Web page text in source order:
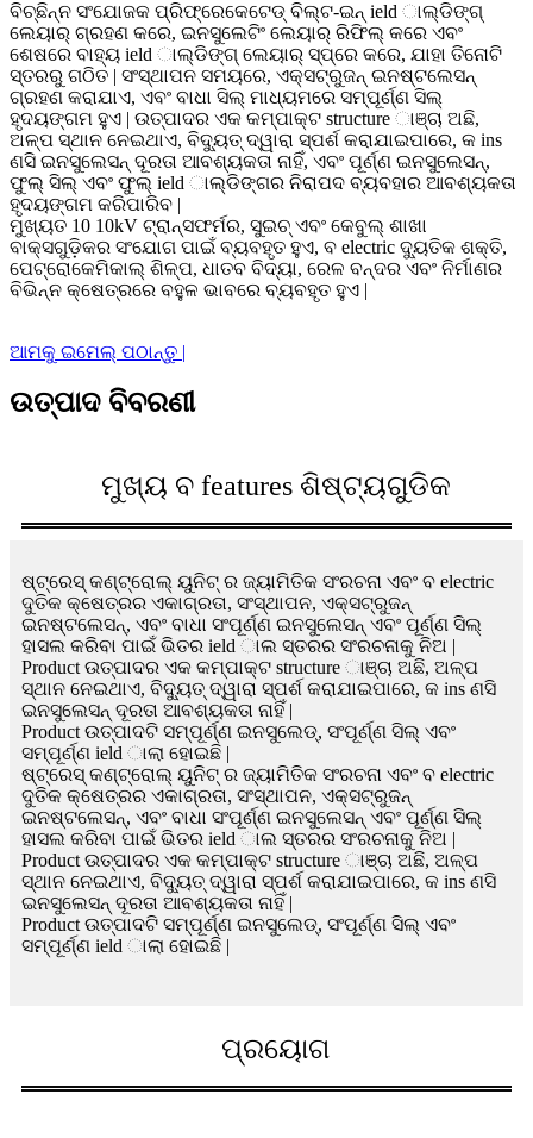
ବିଚ୍ଛିନ୍ନ ସଂଯୋଜକ ପ୍ରିଫ୍ରେକେଟେଡ୍ ବିଲ୍ଟ-ଇନ୍ ield ାଲ୍ଡିଙ୍ଗ୍
ଲେୟାର୍ ଗ୍ରହଣ କରେ, ଇନସୁଲେଟିଂ ଲେୟାର୍ ରିଫିଲ୍ କରେ ଏବଂ
ଶେଷରେ ବାହ୍ୟ ield ାଲ୍ଡିଙ୍ଗ୍ ଲେୟାର୍ ସ୍ପ୍ରେ କରେ, ଯାହା ତିନୋଟି
ସ୍ତରରୁ ଗଠିତ | ସଂସ୍ଥାପନ ସମୟରେ, ଏକ୍ସଟ୍ରୁଜନ୍ ଇନଷ୍ଟଲେସନ୍
ଗ୍ରହଣ କରାଯାଏ, ଏବଂ ବାଧା ସିଲ୍ ମାଧ୍ୟମରେ ସମ୍ପୂର୍ଣ୍ଣ ସିଲ୍
ହୃଦୟଙ୍ଗମ ହୁଏ | ଉତ୍ପାଦର ଏକ କମ୍ପାକ୍ଟ structure ାଞ୍ଚା ଅଛି,
ଅଳ୍ପ ସ୍ଥାନ ନେଇଥାଏ, ବିଦ୍ୟୁତ୍ ଦ୍ୱାରା ସ୍ପର୍ଶ କରାଯାଇପାରେ, କ ins
ଣସି ଇନସୁଲେସନ୍ ଦୂରତା ଆବଶ୍ୟକତା ନାହିଁ, ଏବଂ ପୂର୍ଣ୍ଣ ଇନସୁଲେସନ୍,
ଫୁଲ୍ ସିଲ୍ ଏବଂ ଫୁଲ୍ ield ାଲ୍ଡିଙ୍ଗର ନିରାପଦ ବ୍ୟବହାର ଆବଶ୍ୟକତା
ହୃଦୟଙ୍ଗମ କରିପାରିବ |
ମୁଖ୍ୟତ 10 10kV ଟ୍ରାନ୍ସଫର୍ମର, ସୁଇଚ୍ ଏବଂ କେବୁଲ୍ ଶାଖା
ବାକ୍ସଗୁଡ଼ିକର ସଂଯୋଗ ପାଇଁ ବ୍ୟବହୃତ ହୁଏ, ବ electric ଦ୍ୟୁତିକ ଶକ୍ତି,
ପେଟ୍ରୋକେମିକାଲ୍ ଶିଳ୍ପ, ଧାତବ ବିଦ୍ୟା, ରେଳ ବନ୍ଦର ଏବଂ ନିର୍ମାଣର
ବିଭିନ୍ନ କ୍ଷେତ୍ରରେ ବହୁଳ ଭାବରେ ବ୍ୟବହୃତ ହୁଏ |
ଆମକୁ ଇମେଲ୍ ପଠାନ୍ତୁ |
ଉତ୍ପାଦ ବିବରଣୀ
ମୁଖ୍ୟ ବ features ଶିଷ୍ଟ୍ୟଗୁଡିକ
ଷ୍ଟ୍ରେସ୍ କଣ୍ଟ୍ରୋଲ୍ ୟୁନିଟ୍ ର ଜ୍ୟାମିତିକ ସଂରଚନା ଏବଂ ବ electric
ଦୁତିକ କ୍ଷେତ୍ରର ଏକାଗ୍ରତା, ସଂସ୍ଥାପନ, ​​ଏକ୍ସଟ୍ରୁଜନ୍
ଇନଷ୍ଟଲେସନ୍, ଏବଂ ବାଧା ସଂପୂର୍ଣ୍ଣ ଇନସୁଲେସନ୍ ଏବଂ ପୂର୍ଣ୍ଣ ସିଲ୍
ହାସଲ କରିବା ପାଇଁ ଭିତର ield ାଲ ସ୍ତରର ସଂରଚନାକୁ ନିଅ |
Product ଉତ୍ପାଦର ଏକ କମ୍ପାକ୍ଟ structure ାଞ୍ଚା ଅଛି, ଅଳ୍ପ
ସ୍ଥାନ ନେଇଥାଏ, ବିଦ୍ୟୁତ୍ ଦ୍ୱାରା ସ୍ପର୍ଶ କରାଯାଇପାରେ, କ ins ଣସି
ଇନସୁଲେସନ୍ ଦୂରତା ଆବଶ୍ୟକତା ନାହିଁ |
Product ଉତ୍ପାଦଟି ସମ୍ପୂର୍ଣ୍ଣ ଇନସୁଲେଡ୍, ସଂପୂର୍ଣ୍ଣ ସିଲ୍ ଏବଂ
ସମ୍ପୂର୍ଣ୍ଣ ield ାଲା ହୋଇଛି |
ଷ୍ଟ୍ରେସ୍ କଣ୍ଟ୍ରୋଲ୍ ୟୁନିଟ୍ ର ଜ୍ୟାମିତିକ ସଂରଚନା ଏବଂ ବ electric
ଦୁତିକ କ୍ଷେତ୍ରର ଏକାଗ୍ରତା, ସଂସ୍ଥାପନ, ​​ଏକ୍ସଟ୍ରୁଜନ୍
ଇନଷ୍ଟଲେସନ୍, ଏବଂ ବାଧା ସଂପୂର୍ଣ୍ଣ ଇନସୁଲେସନ୍ ଏବଂ ପୂର୍ଣ୍ଣ ସିଲ୍
ହାସଲ କରିବା ପାଇଁ ଭିତର ield ାଲ ସ୍ତରର ସଂରଚନାକୁ ନିଅ |
Product ଉତ୍ପାଦର ଏକ କମ୍ପାକ୍ଟ structure ାଞ୍ଚା ଅଛି, ଅଳ୍ପ
ସ୍ଥାନ ନେଇଥାଏ, ବିଦ୍ୟୁତ୍ ଦ୍ୱାରା ସ୍ପର୍ଶ କରାଯାଇପାରେ, କ ins ଣସି
ଇନସୁଲେସନ୍ ଦୂରତା ଆବଶ୍ୟକତା ନାହିଁ |
Product ଉତ୍ପାଦଟି ସମ୍ପୂର୍ଣ୍ଣ ଇନସୁଲେଡ୍, ସଂପୂର୍ଣ୍ଣ ସିଲ୍ ଏବଂ
ସମ୍ପୂର୍ଣ୍ଣ ield ାଲା ହୋଇଛି |
ପ୍ରୟୋଗ